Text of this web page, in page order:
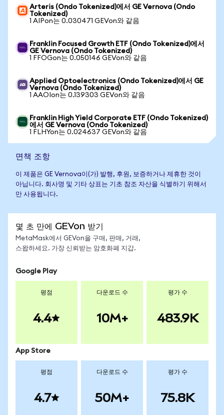
Arteris (Ondo Tokenized)에서 GE Vernova (Ondo
Tokenized)
1 AIPon는 0.030471 GEVon와 같음
Franklin Focused Growth ETF (Ondo Tokenized)에서
GE Vernova (Ondo Tokenized)
1 FFOGon는 0.050146 GEVon와 같음
Applied Optoelectronics (Ondo Tokenized)에서 GE
Vernova (Ondo Tokenized)
1 AAOIon는 0.139303 GEVon와 같음
Franklin High Yield Corporate ETF (Ondo Tokenized)
에서 GE Vernova (Ondo Tokenized)
1 FLHYon는 0.024637 GEVon와 같음
면책 조항
이 제품은 GE Vernova이(가) 발행, 후원, 보증하거나 제휴한 것이
아닙니다. 회사명 및 기타 상표는 기초 참조 자산을 식별하기 위해서
만 사용됩니다.
몇 초 만에 GEVon 받기
MetaMask에서 GEVon을 구매, 판매, 거래,
스왑하세요. 가장 신뢰받는 암호화폐 지갑.
Google Play
평점
4.4
다운로드 수
10M+
평가 수
483.9K
App Store
평점
4.7
다운로드 수
50M+
평가 수
75.8K